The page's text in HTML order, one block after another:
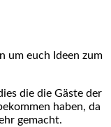
um euch Ideen zum
die die Gäste der
haben, da
gemacht.